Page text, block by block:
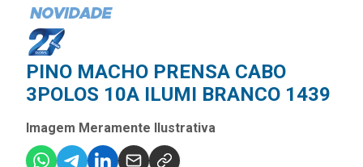
PINO MACHO PRENSA CABO
3POLOS 10A ILUMI BRANCO 1439
Imagem Meramente Ilustrativa